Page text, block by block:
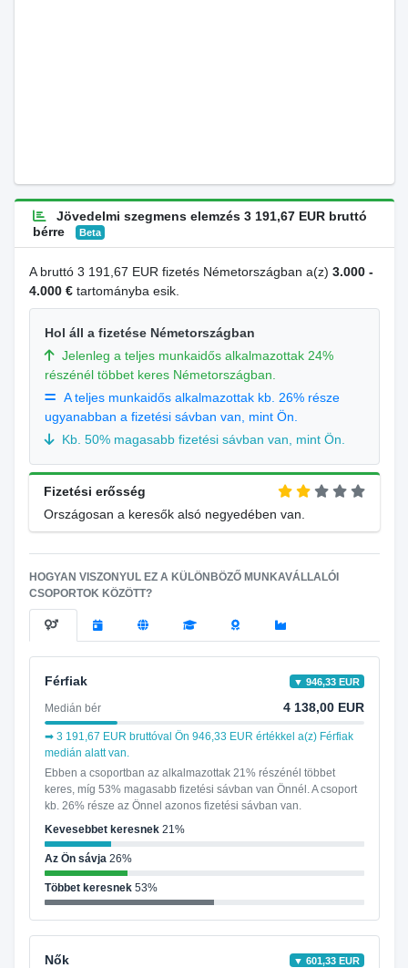
Jövedelmi szegmens elemzés 3 191,67 EUR bruttó
bérre
Beta
A bruttó 3 191,67 EUR fizetés Németországban a(z) 3.000 -
4.000 €tartományba esik.
Hol áll a fizetése Németországban
Jelenleg a teljes munkaidős alkalmazottak 24%
részénél többet keres Németországban.
A teljes munkaidős alkalmazottak kb. 26% része
ugyanabban a fizetési sávban van, mint Ön.
Kb. 50% magasabb fizetési sávban van, mint Ön.
Fizetési erősség
Országosan a keresők alsó negyedében van.
HOGYAN VISZONYUL EZ A KÜLÖNBÖZŐ MUNKAVÁLLALÓI
CSOPORTOK KÖZÖTT?
Férfiak ▼ 946,33 EUR
Medián bér 4 138,00 EUR
➡ 3 191,67 EUR bruttóval Ön 946,33 EUR értékkel a(z) Férfiak
medián alatt van.
Ebben a csoportban az alkalmazottak 21% részénél többet
keres, míg 53% magasabb fizetési sávban van Önnél. A csoport
kb. 26% része az Önnel azonos fizetési sávban van.
Kevesebbet keresnek21%
Az Ön sávja26%
Többet keresnek53%
Nők ▼ 601,33 EUR